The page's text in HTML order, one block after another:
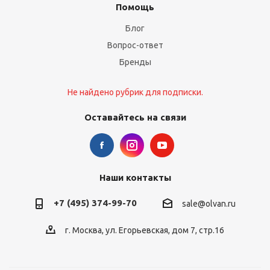
Помощь
Блог
Вопрос-ответ
Бренды
Не найдено рубрик для подписки.
Оставайтесь на связи
Наши контакты
+7 (495) 374-99-70 sale@olvan.ru
г. Москва, ул. Егорьевская, дом 7, стр.16